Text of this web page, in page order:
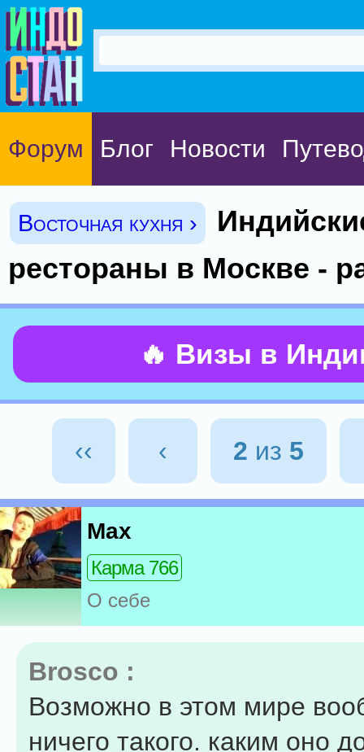
Форум Блог Новости
Восточная кухня ›
рестораны в Москве -
🔥 Визы в
‹‹ ‹ 2 из 5
Max
Карма 766
О себе
Brosco :
Возможно в этом мире
ничего такого. каким оно